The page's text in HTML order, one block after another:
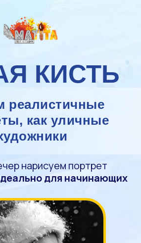
нарисуем портрет
для начинающих
реалистичные
как уличные
КИСТЬ